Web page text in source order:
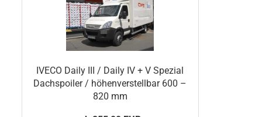
IVECO Daily III / Daily IV + V Spezial
Dachspoiler / höhenverstellbar 600 –
820 mm